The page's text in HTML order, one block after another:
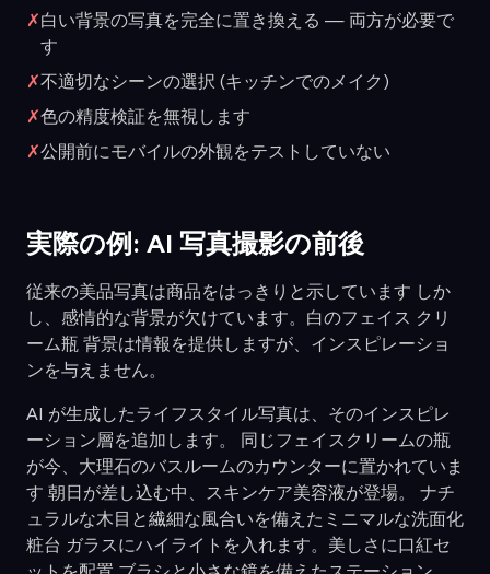
✗白い背景の写真を完全に置き換える — 両方が必要で
す
✗不適切なシーンの選択 (キッチンでのメイク)
✗色の精度検証を無視します
✗公開前にモバイルの外観をテストしていない
実際の例: AI 写真撮影の前後
従来の美品写真は商品をはっきりと示しています しか
し、感情的な背景が欠けています。白のフェイス クリ
ーム瓶 背景は情報を提供しますが、インスピレーショ
ンを与えません。
AI が生成したライフスタイル写真は、そのインスピレ
ーション層を追加します。 同じフェイスクリームの瓶
が今、大理石のバスルームのカウンターに置かれていま
す 朝日が差し込む中、スキンケア美容液が登場。 ナチ
ュラルな木目と繊細な風合いを備えたミニマルな洗面化
粧台 ガラスにハイライトを入れます。美しさに口紅セ